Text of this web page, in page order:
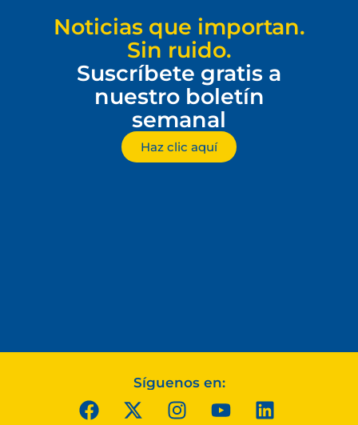
Noticias que importan.
Sin ruido.
Suscríbete gratis a
nuestro boletín
semanal
Haz clic aquí
Síguenos en: